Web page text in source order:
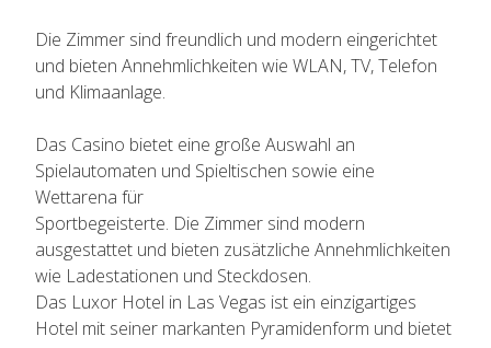
Die Zimmer sind freundlich und modern eingerichtet
und bieten Annehmlichkeiten wie WLAN, TV, Telefon
und Klimaanlage.
Das Casino bietet eine große Auswahl an
Spielautomaten und Spieltischen sowie eine
Wettarena für
Sportbegeisterte. Die Zimmer sind modern
ausgestattet und bieten zusätzliche Annehmlichkeiten
wie Ladestationen und Steckdosen.
Das Luxor Hotel in Las Vegas ist ein einzigartiges
Hotel mit seiner markanten Pyramidenform und bietet